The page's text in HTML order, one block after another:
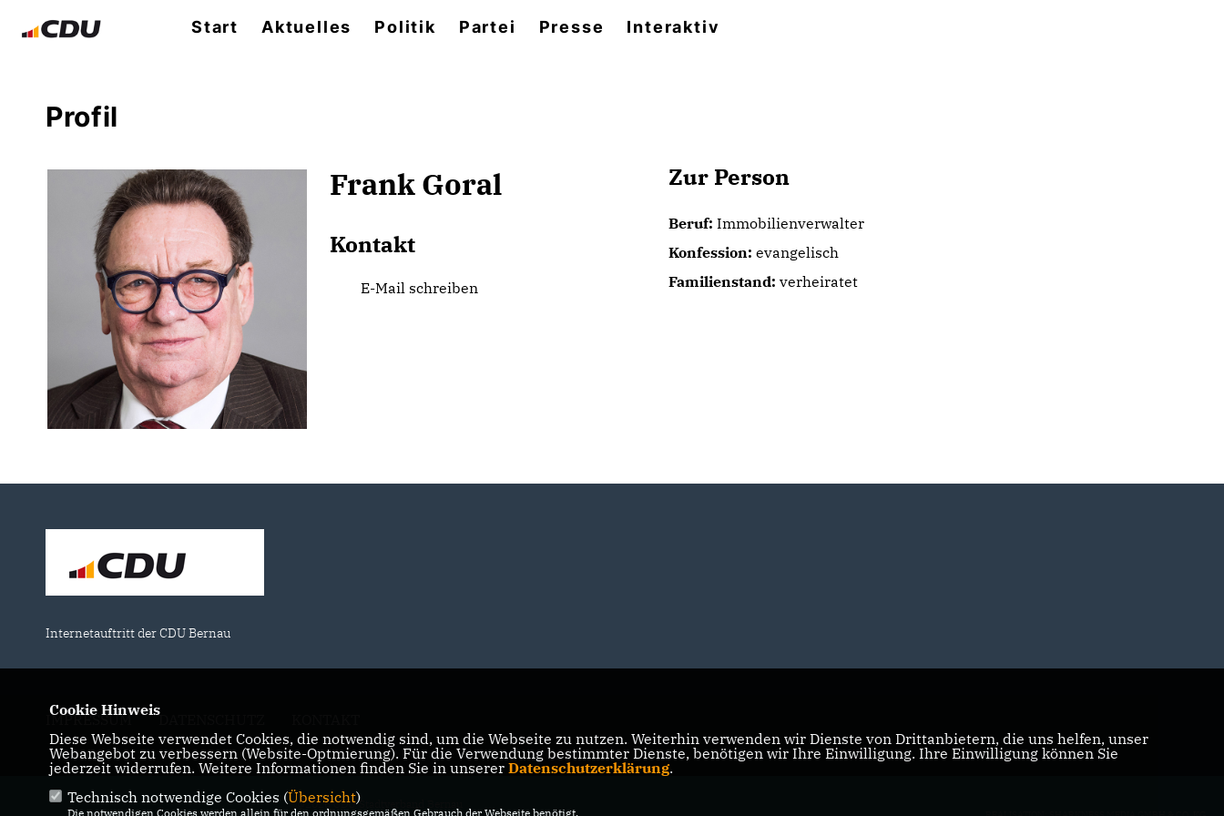
Start Aktuelles Politik Partei Presse Interaktiv
Profil
Frank Goral
Kontakt
E-Mail schreiben
Zur Person
Beruf: Immobilienverwalter
Konfession: evangelisch
Familienstand: verheiratet
Internetauftritt der CDU Bernau
IMPRESSUM DATENSCHUTZ
@2026 CDU Stadtverband Bernau
Cookie Hinweis
Diese Webseite verwendet Cookies, die notwendig sind, um die Webseite zu nutzen. Weiterhin verwenden wir Dienste von Drittanbietern, die uns helfen, unser
Webangebot zu verbessern (Website-Optmierung). Für die Verwendung bestimmter Dienste, benötigen wir Ihre Einwilligung. Ihre Einwilligung können Sie
jederzeit widerrufen. Weitere Informationen finden Sie in unserer Datenschutzerklärung.
Technisch notwendige Cookies (Übersicht)
Die notwendigen Cookies werden allein für den ordnungsgemäßen Gebrauch der Webseite benötigt.